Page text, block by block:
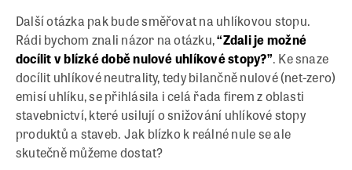
Další otázka pak bude směřovat na uhlíkovou stopu.
Rádi bychom znali názor na otázku,“Zdali je možné
docílit v blízké době nulové uhlíkové stopy?”. Ke snaze
docílit uhlíkové neutrality, tedy bilančně nulové (net-zero)
emisí uhlíku, se přihlásila i celá řada firem z oblasti
stavebnictví, které usilují o snižování uhlíkové stopy
produktů a staveb. Jak blízko k reálné nule se ale
skutečně můžeme dostat?